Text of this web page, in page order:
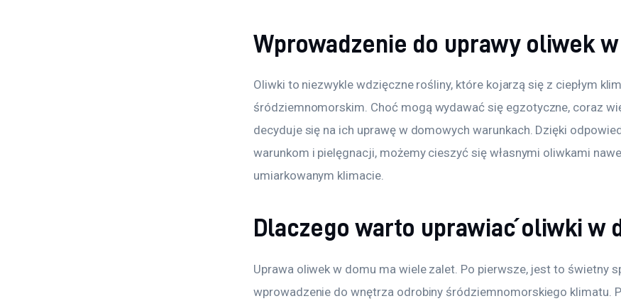
Wprowadzenie do uprawy oliwek
Oliwki to niezwykle wdzięczne rośliny, które kojarzą się z ciepłym
śródziemnomorskim. Choć mogą wydawać się egzotyczne, coraz
decyduje się na ich uprawę w domowych warunkach. Dzięki
warunkom i pielęgnacji, możemy cieszyć się własnymi oliwkami
umiarkowanym klimacie.
Dlaczego warto uprawiać oliwki w
Uprawa oliwek w domu ma wiele zalet. Po pierwsze, jest to świetny
wprowadzenie do wnętrza odrobiny śródziemnomorskiego klimatu.